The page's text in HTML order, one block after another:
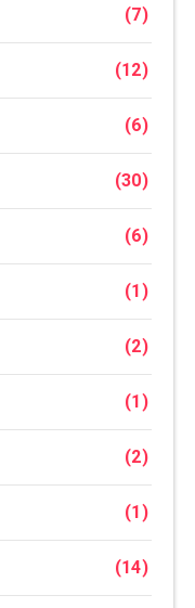
(7)
(12)
(6)
(30)
(6)
(1)
(2)
(1)
(2)
(1)
(14)